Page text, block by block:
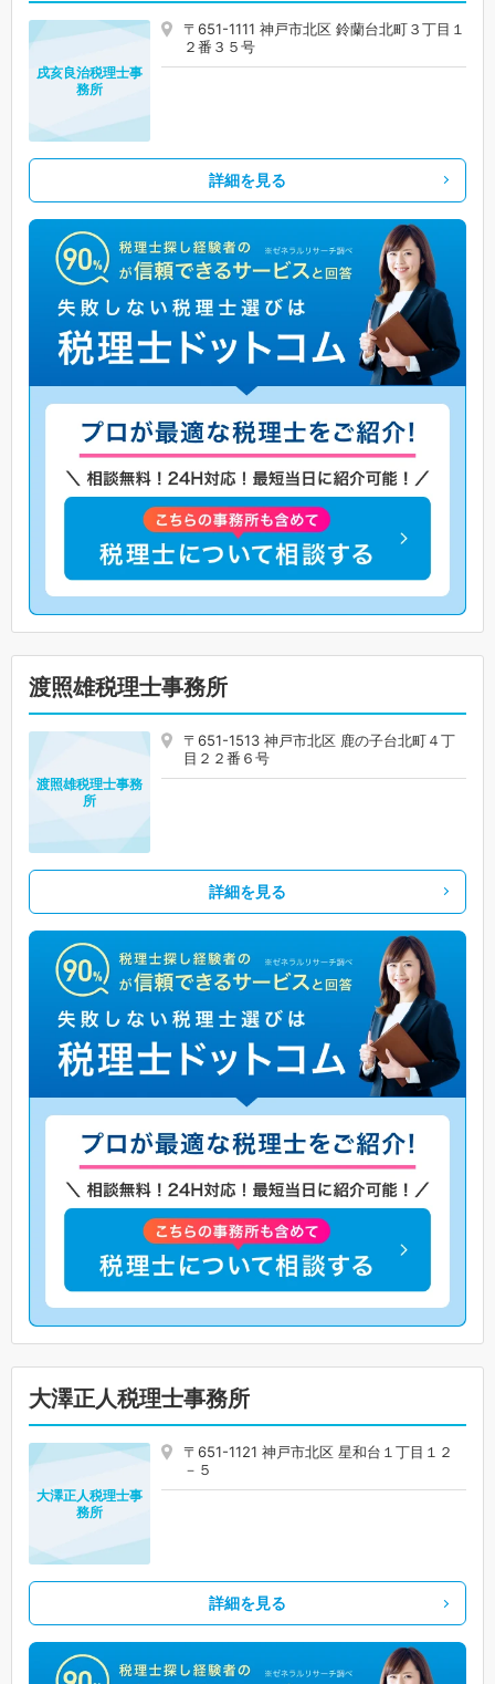
〒651-1111 神戸市北区 鈴蘭台北町３丁目１
２番３５号
戌亥良治税理士事
務所
詳細を見る
渡照雄税理士事務所
〒651-1513 神戸市北区 鹿の子台北町４丁
目２２番６号
渡照雄税理士事務
所
詳細を見る
大澤正人税理士事務所
〒651-1121 神戸市北区 星和台１丁目１２
－５
大澤正人税理士事
務所
詳細を見る